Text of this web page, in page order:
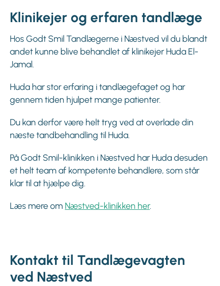
Klinikejer og erfaren tandlæge
Hos Godt Smil Tandlægerne i Næstved vil du blandt
andet kunne blive behandlet af klinikejer Huda El-
Jamal.
Huda har stor erfaring i tandlægefaget og har
gennem tiden hjulpet mange patienter.
Du kan derfor være helt tryg ved at overlade din
næste tandbehandling til Huda.
På Godt Smil-klinikken i Næstved har Huda desuden
et helt team af kompetente behandlere, som står
klar til at hjælpe dig.
Læs mere om Næstved-klinikken her.
Kontakt til Tandlægevagten
ved Næstved